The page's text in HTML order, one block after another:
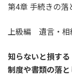
第4章 手続きの落
上級編 遺言・相
知らないと損する
制度や書類の落と